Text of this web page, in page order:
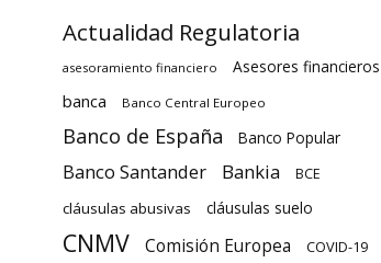
Actualidad Regulatoria
asesoramiento financiero Asesores financieros
banca Banco Central Europeo
Banco de España Banco Popular
Banco Santander Bankia BCE
cláusulas abusivas cláusulas suelo
CNMV Comisión Europea COVID-19